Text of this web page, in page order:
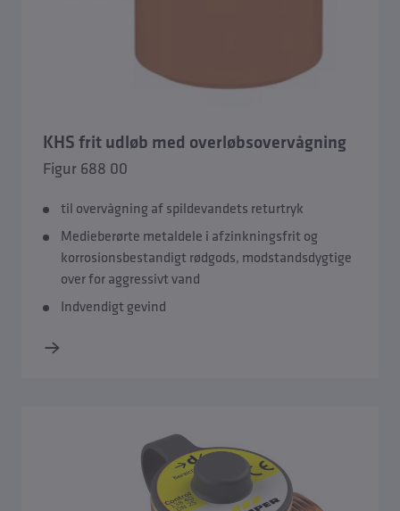
KHS frit udløb med overløbsovervågning
Figur 688 00
til overvågning af spildevandets returtryk
Medieberørte metaldele i afzinkningsfrit og
korrosionsbestandigt rødgods, modstandsdygtige
over for aggressivt vand
Indvendigt gevind